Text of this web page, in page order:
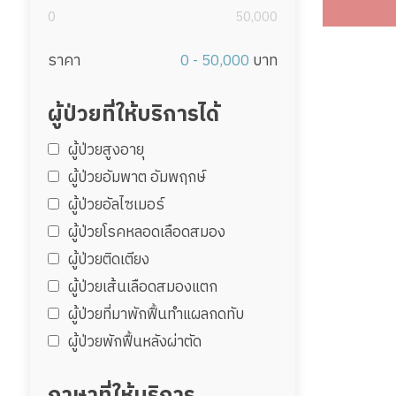
0 50,000
ราคา 0 - 50,000 บาท
ผู้ป่วยที่ให้บริการได้
ผู้ป่วยสูงอายุ
ผู้ป่วยอัมพาต อัมพฤกษ์
ผู้ป่วยอัลไซเมอร์
ผู้ป่วยโรคหลอดเลือดสมอง
ผู้ป่วยติดเตียง
ผู้ป่วยเส้นเลือดสมองแตก
ผู้ป่วยที่มาพักฟื้นทำแผลกดทับ
ผู้ป่วยพักฟื้นหลังผ่าตัด